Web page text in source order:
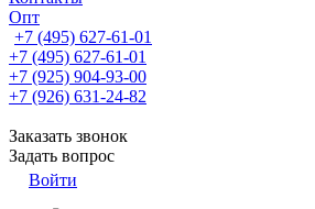
Опт
+7 (495) 627-61-01
+7 (495) 627-61-01
+7 (925) 904-93-00
+7 (926) 631-24-82
Заказать звонок
Задать вопрос
Войти